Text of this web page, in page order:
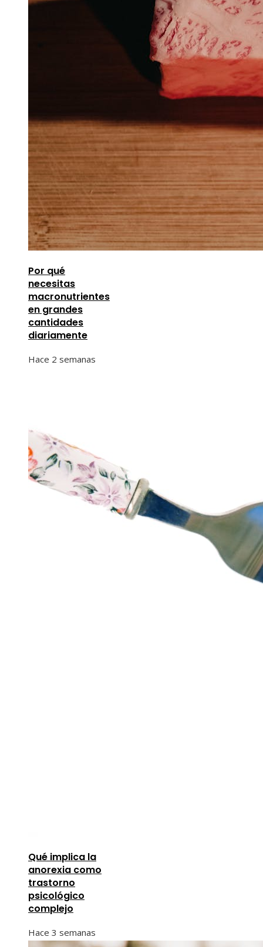
Por qué
necesitas
macronutrientes
en grandes
cantidades
diariamente
Hace 2 semanas
Qué implica la
anorexia como
trastorno
psicológico
complejo
Hace 3 semanas